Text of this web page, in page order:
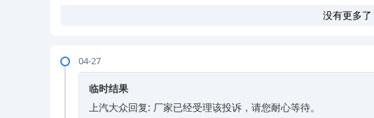
没有更多了
04-27
临时结果
上汽大众回复: 厂家已经受理该投诉，请您耐心等待。